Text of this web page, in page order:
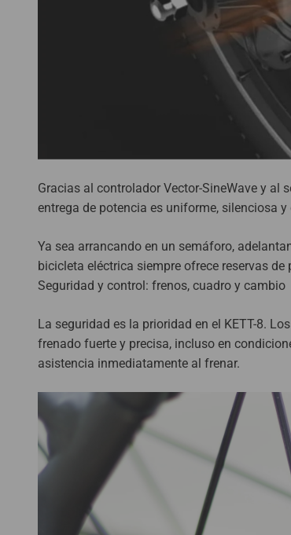
Gracias al controlador Vector-SineWave y al
entrega de potencia es uniforme, silenciosa
Ya sea arrancando en un semáforo,
bicicleta eléctrica siempre ofrece reservas
Seguridad y control: frenos, cuadro y cambio
La seguridad es la prioridad en el KETT-8.
frenado fuerte y precisa, incluso en
asistencia inmediatamente al frenar.